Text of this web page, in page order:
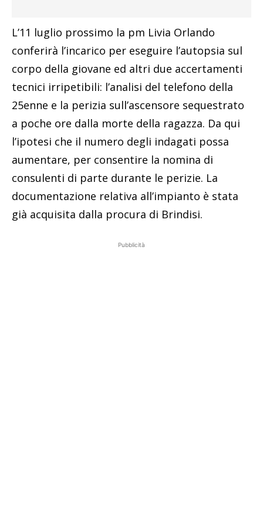
L’11 luglio prossimo la pm Livia Orlando
conferirà l’incarico per eseguire l’autopsia sul
corpo della giovane ed altri due accertamenti
tecnici irripetibili: l’analisi del telefono della
25enne e la perizia sull’ascensore sequestrato
a poche ore dalla morte della ragazza. Da qui
l’ipotesi che il numero degli indagati possa
aumentare, per consentire la nomina di
consulenti di parte durante le perizie. La
documentazione relativa all’impianto è stata
già acquisita dalla procura di Brindisi.
Pubblicità